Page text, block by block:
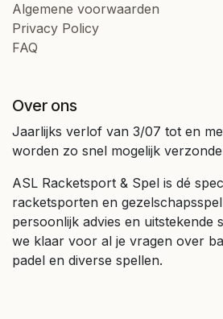
Algemene voorwaarden
Privacy Policy
FAQ
Over ons
Jaarlijks verlof van 3/07 tot en
worden zo snel mogelijk
ASL Racketsport & Spel is dé
racketsporten en
persoonlijk advies en uitstekende
we klaar voor al je vragen over
padel en diverse spellen.